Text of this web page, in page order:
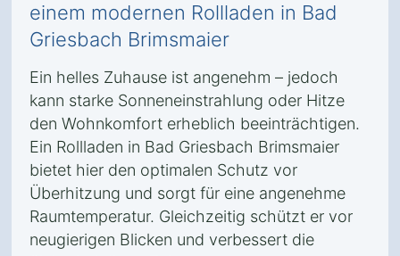
einem modernen Rollladen in Bad
Griesbach Brimsmaier
Ein helles Zuhause ist angenehm – jedoch
kann starke Sonneneinstrahlung oder Hitze
den Wohnkomfort erheblich beeinträchtigen.
Ein Rollladen in Bad Griesbach Brimsmaier
bietet hier den optimalen Schutz vor
Überhitzung und sorgt für eine angenehme
Raumtemperatur. Gleichzeitig schützt er vor
neugierigen Blicken und verbessert die